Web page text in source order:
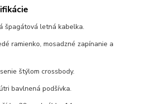
špagátová letná kabelka.
ramienko, mosadzné zapínanie a
štýlom crossbody.
bavlnená podšívka.